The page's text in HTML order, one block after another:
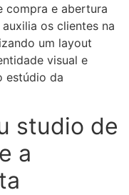
compra e abertura
os clientes na
um layout
visual e
estúdio da
studio de
a